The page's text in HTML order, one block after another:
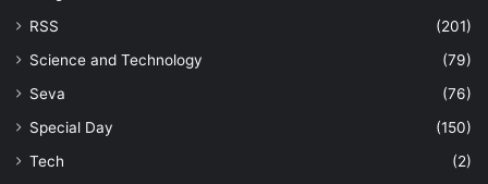
RSS
(201)
Science and Technology
(79)
Seva
(76)
Special Day
(150)
Tech
(2)